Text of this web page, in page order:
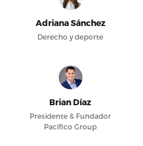
Adriana Sánchez
Derecho y deporte
Brian Díaz
Presidente & Fundador
Pacifico Group